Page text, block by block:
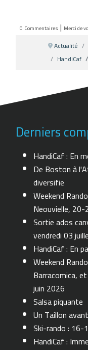
0 Commentaires | Merci de
Actualité
HandiCaf
Derniers
HandiCaf : En
De Boston à
diversifie
Weekend
Neouvielle,
Sortie ados
vendredi 03
HandiCaf : En
Weekend
Barracomica,
juin 2026
Salsa piquante
Un Taillon
Ski-rando : 16-
HandiCaf :